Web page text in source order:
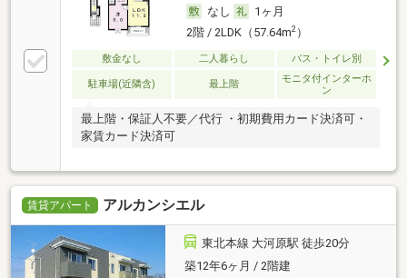
なし
1ヶ月
2階 / 2LDK（57.64m2）
敷金なし 二人暮らし バス・トイレ別
駐車場(近隣含) 最上階
モニタ付インターホ
ン
最上階・保証人不要／代行 ・初期費用カード決済可・
家賃カード決済可
賃貸アパート アルカンシエル
東北本線 大河原駅 徒歩20分
築12年6ヶ月 / 2階建